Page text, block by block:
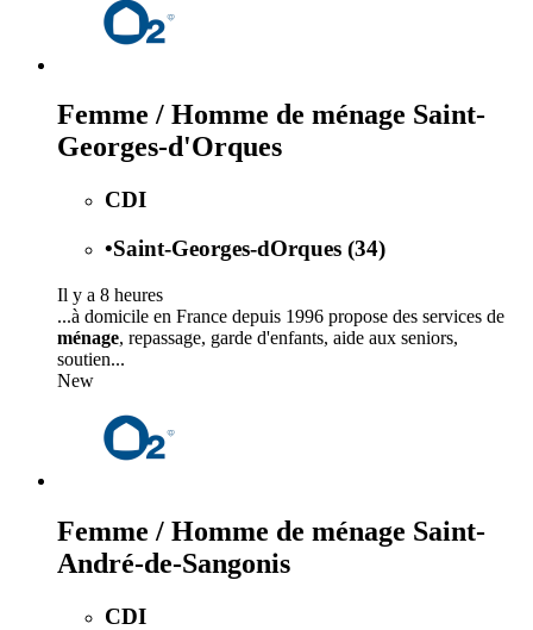
Femme / Homme de ménage Saint-
Georges-d'Orques
CDI
•Saint-Georges-dOrques (34)
Il y a 8 heures
...à domicile en France depuis 1996 propose des services de
ménage, repassage, garde d'enfants, aide aux seniors,
soutien...
New
Femme / Homme de ménage Saint-
André-de-Sangonis
CDI